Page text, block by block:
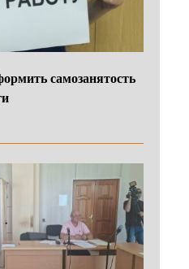
самозанятость